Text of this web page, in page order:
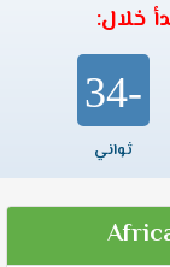
خلال:
-34
ثواني